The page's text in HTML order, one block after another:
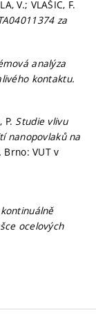
V.; VLAŠIC, F.
za
analýza
kontaktu.
P. Studie vlivu
nanopovlaků na
Brno: VUT v
ocelových